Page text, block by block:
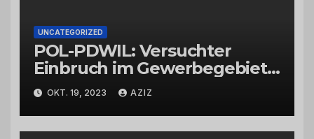
UNCATEGORIZED
POL-PDWIL: Versuchter
Einbruch im Gewerbegebiet
Wittlich
OKT. 19, 2023 AZIZ